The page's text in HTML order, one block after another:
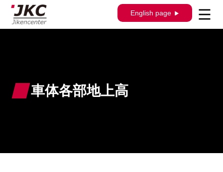
English page
車体各部地上高